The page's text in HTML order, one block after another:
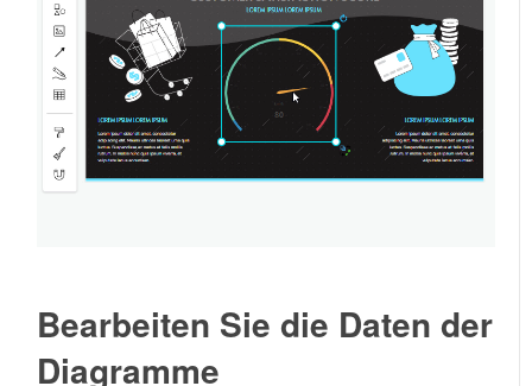
Bearbeiten Sie die Daten der
Diagramme